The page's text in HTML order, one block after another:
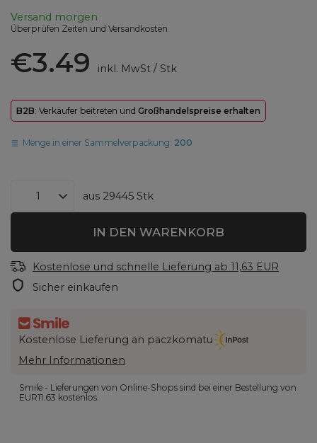
Versand morgen
Überprüfen Zeiten und Versandkosten
€3.49 inkl. MwSt/ Stk
B2B: Verkäufer beitreten und Großhandelspreise erhalten
Menge in einer Sammelverpackung: 200
aus 29445 Stk
IN DEN WARENKORB
Kostenlose und schnelle Lieferung ab 11,63 EUR
Sicher einkaufen
Kostenlose Lieferung an paczkomatu
Mehr Informationen
Smile - Lieferungen von Online-Shops sind bei einer Bestellung von
EUR11.63 kostenlos.